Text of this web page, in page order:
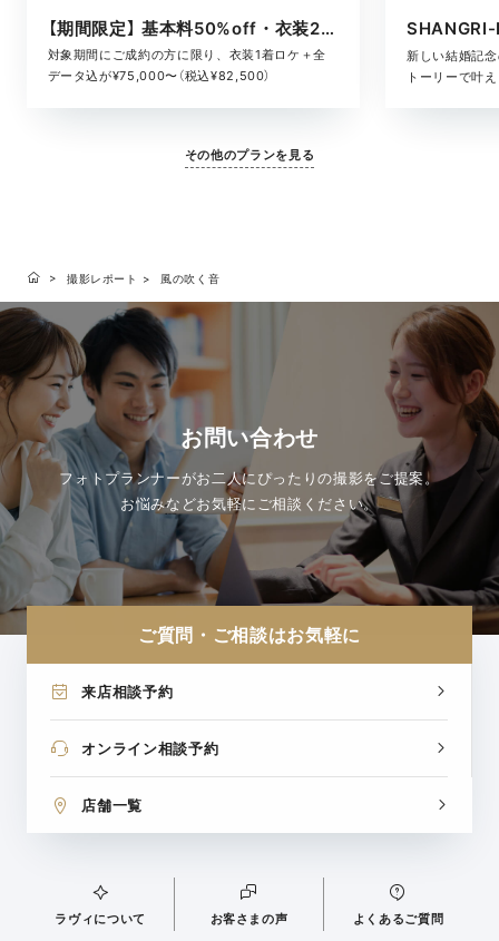
【期間限定】 基本料50%off・衣装2着ロケ
対象期間にご成約の方に限り、衣装1着ロケ＋全
データ込が¥75,000〜（税込¥82,500）
新しい結婚記念
トーリーで叶
その他のプランを見る
撮影レポート 風の吹く音
お問い合わせ
フォトプランナーがお二人にぴったりの撮影をご提案。
お悩みなどお気軽にご相談ください。
ご質問・ご相談はお気軽に
来店相談予約
オンライン相談予約
店舗一覧
ラヴィについて お客さまの声 よくあるご質問